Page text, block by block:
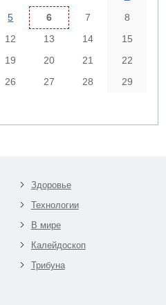
5 6 7
8
12 13 14
15
19 20 21
22
26 27 28
29
Здоровье
Технологии
В мире
Калейдоскоп
Трибуна